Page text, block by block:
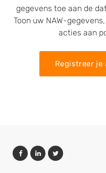
gegevens toe aan de
Toon uw NAW-
acties aan
Registreer je